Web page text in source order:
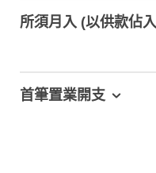
所須月入 (以供款佔
首筆置業開支